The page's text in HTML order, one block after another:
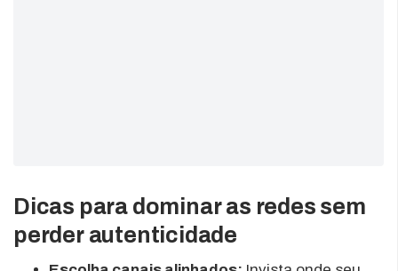
Dicas para dominar as redes sem
perder autenticidade